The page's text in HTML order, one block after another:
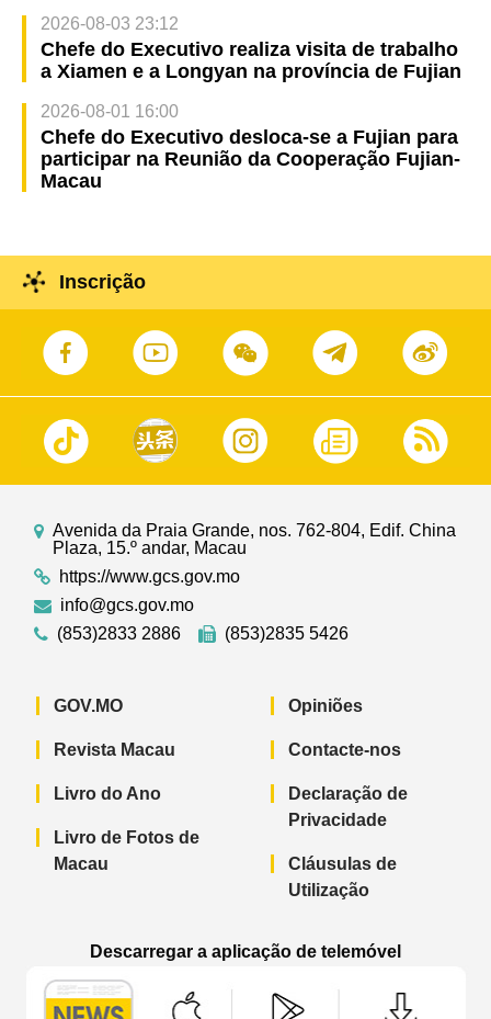
2026-08-03 23:12
Chefe do Executivo realiza visita de trabalho
a Xiamen e a Longyan na província de Fujian
2026-08-01 16:00
Chefe do Executivo desloca-se a Fujian para
participar na Reunião da Cooperação Fujian-
Macau
Inscrição
Avenida da Praia Grande, nos. 762-804, Edif. China
Plaza, 15.º andar, Macau
https://www.gcs.gov.mo
info@gcs.gov.mo
(853)2833 2886
(853)2835 5426
GOV.MO
Revista Macau
Livro do Ano
Livro de Fotos de
Macau
Opiniões
Contacte-nos
Declaração de
Privacidade
Cláusulas de
Utilização
Descarregar a aplicação de telemóvel